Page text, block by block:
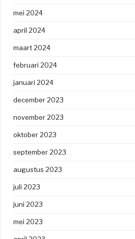
mei 2024
april 2024
maart 2024
februari 2024
januari 2024
december 2023
november 2023
oktober 2023
september 2023
augustus 2023
juli 2023
juni 2023
mei 2023